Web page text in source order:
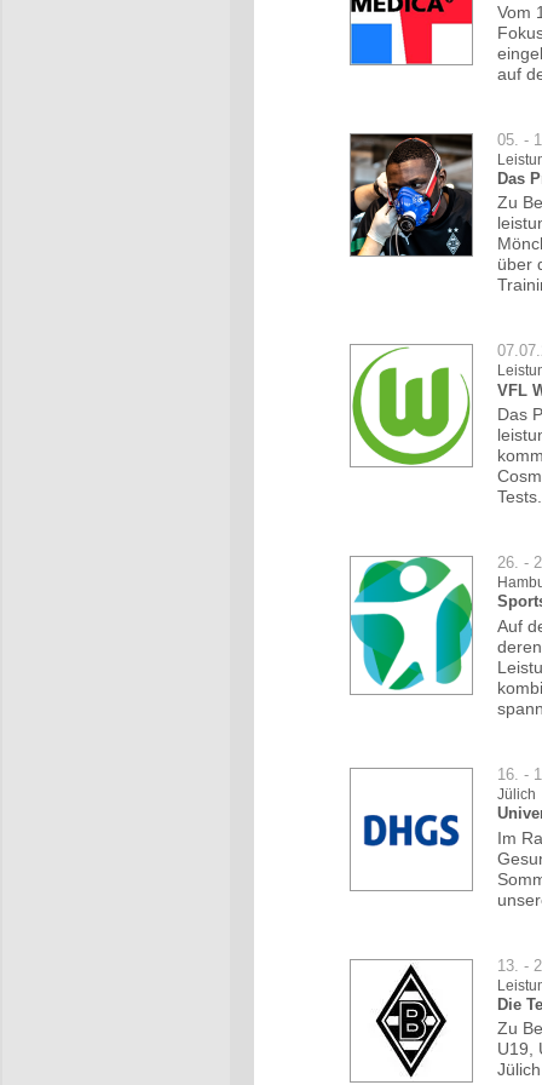
Vom
auf
05. -
Das
Zu
über
VFL
Das
26. -
Auf
16. -
Jülich
Im
13. -
Die
Zu
U19,